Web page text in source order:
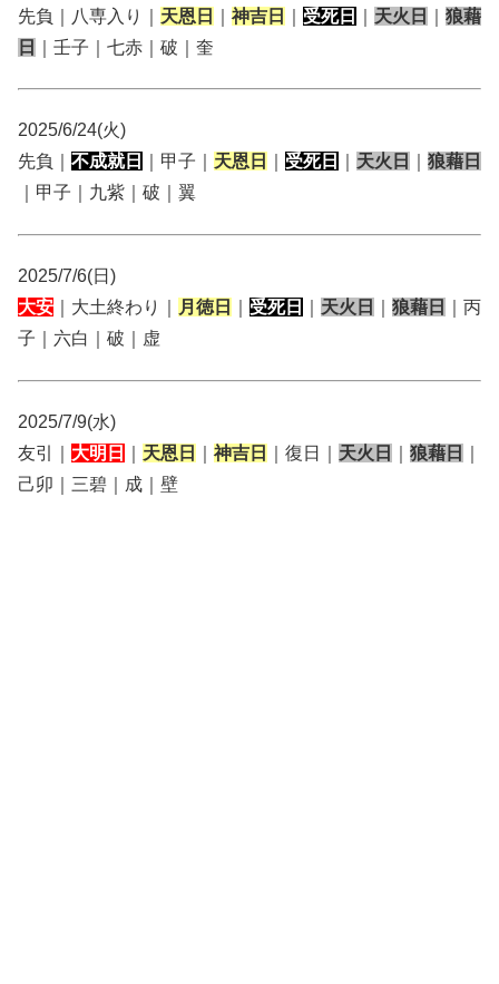
先負｜八専入り｜ 天恩日 神吉日 受死日 天火日
狼藉
日
｜壬子｜七赤｜破｜奎
2025/6/24(火)
先負｜ 不成就日 ｜甲子｜ 天恩日 受死日 天火日
狼藉日
｜甲子｜九紫｜破｜翼
2025/7/6(日)
大安 ｜大土終わり｜ 月徳日 受死日 天火日 狼藉日
｜丙
子｜六白｜破｜虚
2025/7/9(水)
友引｜ 大明日 天恩日 神吉日 ｜復日｜ 天火日 狼藉日
己卯｜三碧｜成｜壁